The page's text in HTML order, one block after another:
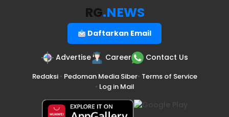
RG.NEWS
Daftarkan Email
Advertise Career Contact Us
Redaksi• Pedoman Media Siber• Terms of Service
• Log in Mail